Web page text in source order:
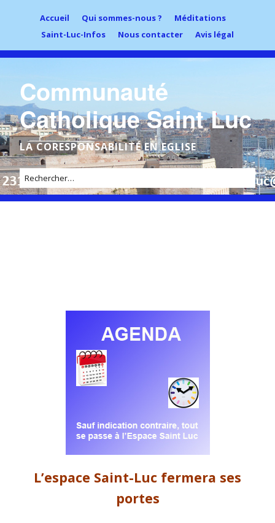
Accueil Qui sommes-nous ?
Méditations
Saint-Luc-Infos
Nous contacter Avis légal
Communauté
Catholique Saint Luc
LA CORESPONSABILITÉ EN EGLISE
L’espace Saint-Luc fermera ses
portes